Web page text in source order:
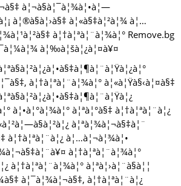
à¦¬à§à¦¯à¦¾à¦•à¦—
à¦®à§à¦›à§‡ à¦«à§‡à¦²à¦¾ à¦…
à¦†à¦ªà¦¨à¦¾à¦° Remove.bg
à¦‰à¦šà¦¿à¦¤à¥¤
à¦†à¦ªà¦¨à¦¾à¦° à¦«à¦Ÿà§‹à¦¤à§‡
à¦•à¦°à¦¾à¦° à¦ªà¦°à§‡ à¦†à¦ªà¦¨à¦¿
à¦ªà¦¾à¦¬à§‡à¦¨
à¦†à¦ªà¦¨à¦¿ à¦…à¦¬à¦¾à¦•
à¦†à¦ªà¦¨à¦¾à¦°
à¦†à¦ªà¦¨à¦¾à¦° à¦ªà¦›à¦¨à§à¦¦
à¦¯à¦¾à¦¬à§‡, à¦†à¦ªà¦¨à¦¿